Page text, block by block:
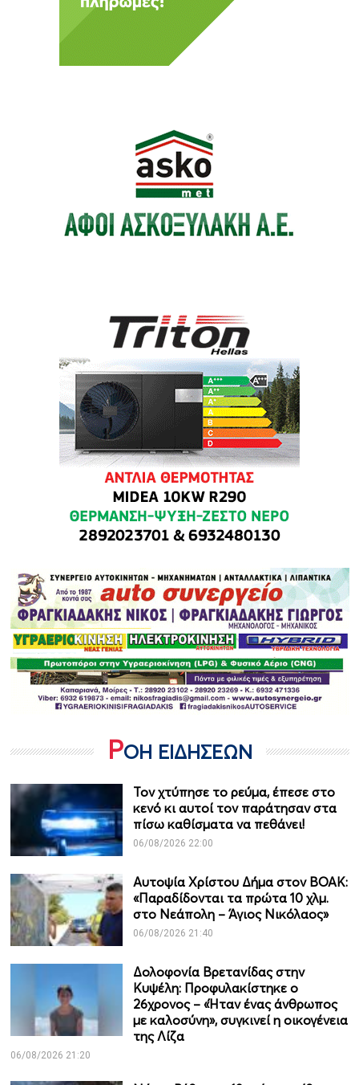
ΡΟΗ ΕΙΔΗΣΕΩΝ
Τον χτύπησε το ρεύμα, έπεσε στο
κενό κι αυτοί τον παράτησαν στα
πίσω καθίσματα να πεθάνει!
06/08/2026 22:00
Αυτοψία Χρίστου Δήμα στον ΒΟΑΚ:
«Παραδίδονται τα πρώτα 10 χλμ.
στο Νεάπολη – Άγιος Νικόλαος»
06/08/2026 21:40
Δολοφονία Βρετανίδας στην
Κυψέλη: Προφυλακίστηκε ο
26χρονος – «Ήταν ένας άνθρωπος
με καλοσύνη», συγκινεί η οικογένεια
της Λίζα
06/08/2026 21:20